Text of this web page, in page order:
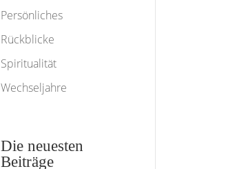
Persönliches
Rückblicke
Spiritualität
Wechseljahre
Die neuesten
Beiträge